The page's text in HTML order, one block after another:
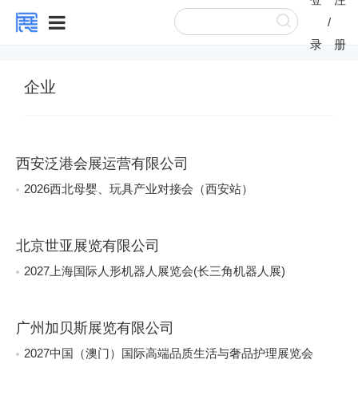
录
/
册
企业
西安泛港会展运营有限公司
2026西北母婴、玩具产业对接会（西安站）
北京世亚展览有限公司
2027上海国际人形机器人展览会(长三角机器人展)
广州加贝斯展览有限公司
2027中国（澳门）国际高端品质生活与奢品护理展览会